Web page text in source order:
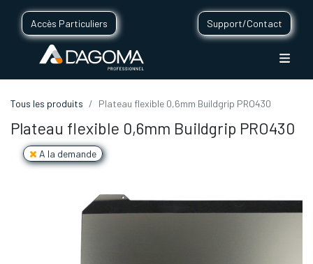
Accès Particuliers Support/Contact
Tous les produits Plateau flexible 0,6mm Buildgrip PRO430
Plateau flexible 0,6mm Buildgrip PRO430
A la demande